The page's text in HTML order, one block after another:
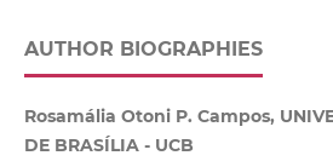
AUTHOR BIOGRAPHIES
Rosamália Otoni P. Campos,
DE BRASÍLIA - UCB